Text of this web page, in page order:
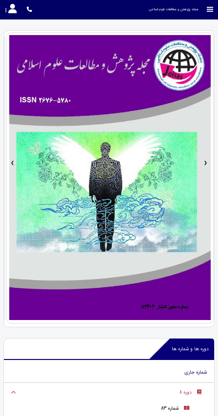
مجله پژوهش و مطالعات علوم اسلامی
› ‹
دوره ها و شماره ها
شماره جاری
دوره 8
شماره 83